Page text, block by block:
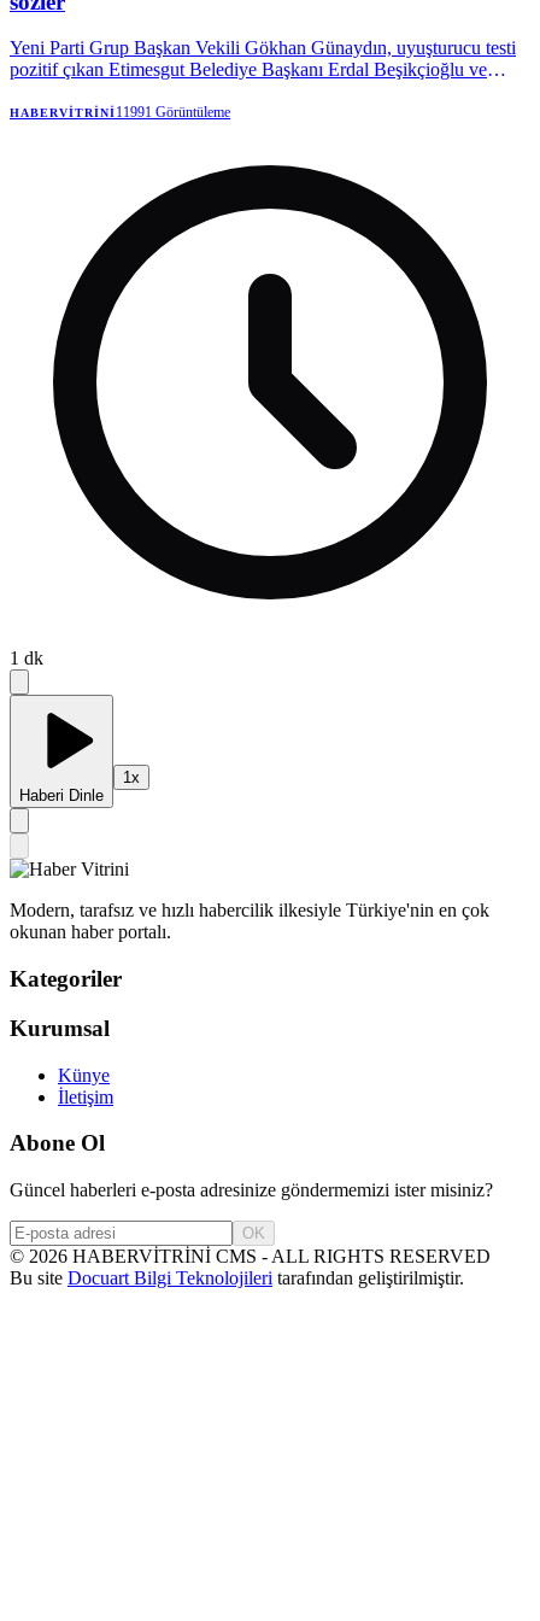
Yeni Parti Grup Başkan Vekili Gökhan Günaydın, uyuşturucu testi
pozitif çıkan Etimesgut Belediye Başkanı Erdal Beşikçioğlu ve
Günaydın, “Ne oluyor arkadaş?” diyerek kamu görevi yapan
HABERVITRINI11991 Görüntüleme
1 dk
Haberi Dinle
1x
Modern, tarafsız ve hızlı habercilik ilkesiyle Türkiye'nin en çok
okunan haber portalı.
Kategoriler
Kurumsal
Künye
İletişim
Abone Ol
Güncel haberleri e-posta adresinize göndermemizi ister misiniz?
OK
© 2026 HABERVİTRİNİ CMS - ALL RIGHTS RESERVED
Bu site Docuart Bilgi Teknolojileri tarafından geliştirilmiştir.